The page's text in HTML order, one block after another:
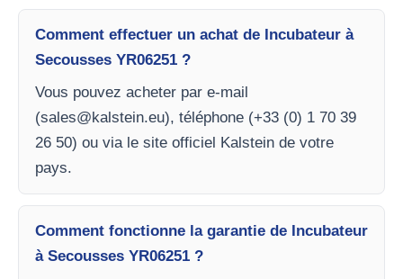
Comment effectuer un achat de Incubateur à
Secousses YR06251 ?
Vous pouvez acheter par e-mail
(sales@kalstein.eu), téléphone (+33 (0) 1 70 39
26 50) ou via le site officiel Kalstein de votre
pays.
Comment fonctionne la garantie de Incubateur
à Secousses YR06251 ?